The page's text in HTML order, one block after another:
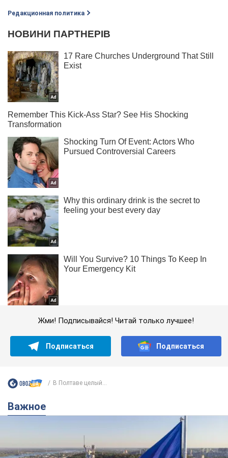
Редакционная политика
Жми! Подписывайся! Читай только лучшее!
Подписаться Подписаться
В Полтаве целый...
Важное